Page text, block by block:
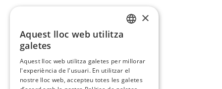
×
Aquest lloc web utilitza
galetes
Aquest lloc web utilitza galetes per millorar
l'experiència de l'usuari. En utilitzar el
nostre lloc web, accepteu totes les galetes